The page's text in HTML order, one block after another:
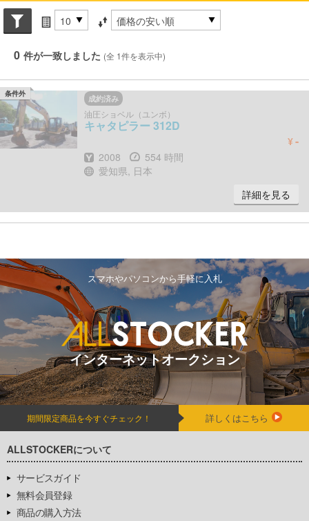
Search conditions
件数 並び替え条件
0 件が一致しました (全 1件を表示中)
成約済み
油圧ショベル（ユンボ）
キャタピラー 312D
¥-
年式
2008 時間
554 時間
場所
愛知県, 日本
詳細を見る
条件外
スマホやパソコンから手軽に入札
インターネットオークション
期間限定商品を今すぐチェック！ 詳しくはこちら
ALLSTOCKERについて
サービスガイド
無料会員登録
商品の購入方法